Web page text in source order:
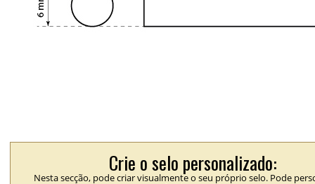
Crie o selo personalizado:
Nesta secção, pode criar visualmente o seu próprio selo. Pode